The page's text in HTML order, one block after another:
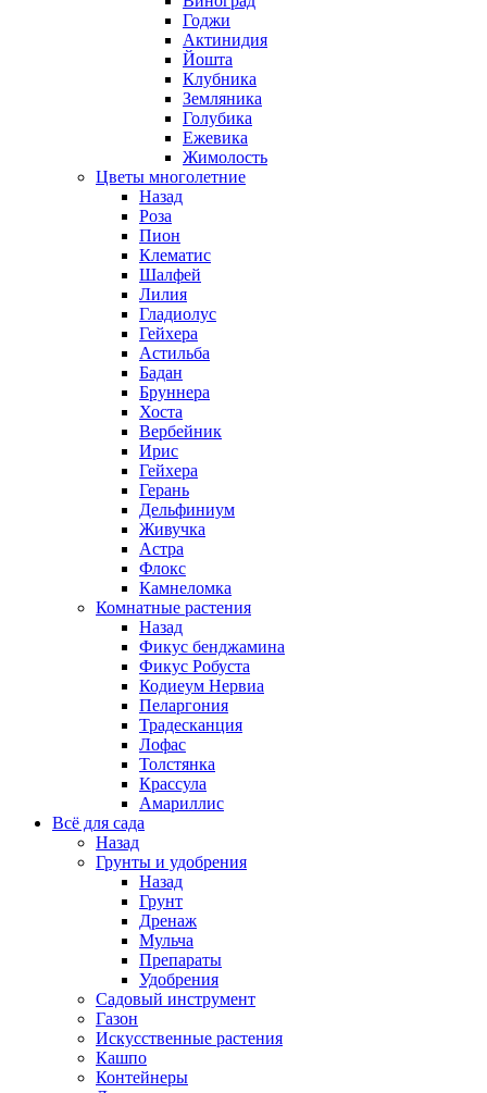
Годжи
Актинидия
Йошта
Клубника
Земляника
Голубика
Ежевика
Жимолость
Цветы многолетние
Назад
Роза
Пион
Клематис
Шалфей
Лилия
Гладиолус
Гейхера
Астильба
Бадан
Бруннера
Хоста
Вербейник
Ирис
Гейхера
Герань
Дельфиниум
Живучка
Астра
Флокс
Камнеломка
Комнатные растения
Назад
Фикус бенджамина
Фикус Робуста
Кодиеум Нервиа
Пеларгония
Традесканция
Лофас
Толстянка
Крассула
Амариллис
Всё для сада
Назад
Грунты и удобрения
Назад
Грунт
Дренаж
Мульча
Препараты
Удобрения
Садовый инструмент
Газон
Искусственные растения
Кашпо
Контейнеры